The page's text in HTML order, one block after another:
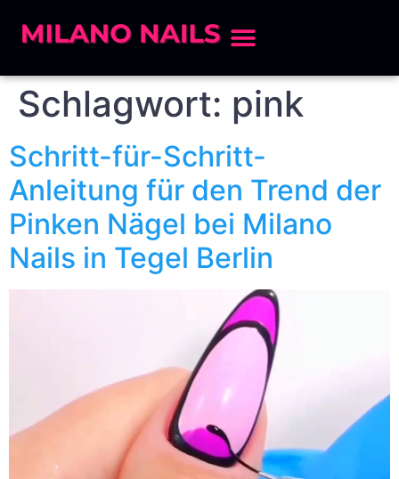
Schlagwort: pink
Schritt-für-Schritt-
Anleitung für den Trend der
Pinken Nägel bei Milano
Nails in Tegel Berlin